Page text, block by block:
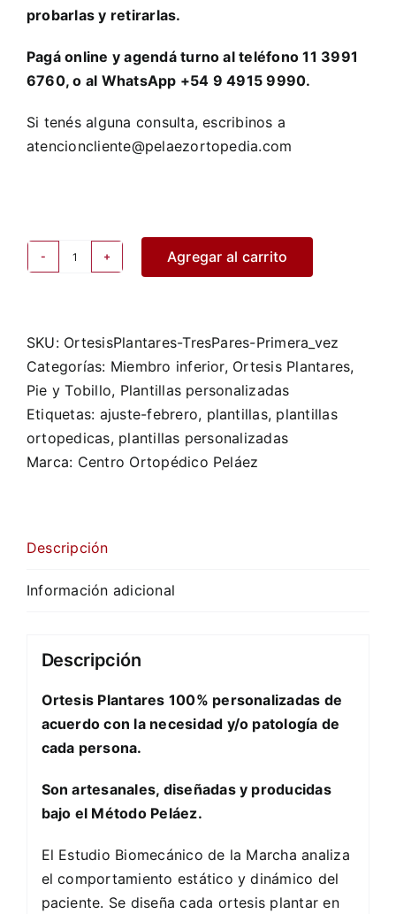
probarlas y retirarlas.
Pagá online y agendá turno al teléfono 11 3991
6760, o al WhatsApp +54 9 4915 9990.
Si tenés alguna consulta, escribinos a
atencioncliente@pelaezortopedia.com
Ortesis
3
Pares
(primera
vez)
-
20%
tercer
cantidad
Agregar al carrito
SKU: OrtesisPlantares-TresPares-Primera_vez
Categorías: Miembro inferior, Ortesis Plantares,
Pie y Tobillo, Plantillas personalizadas
Etiquetas: ajuste-febrero, plantillas, plantillas
ortopedicas, plantillas personalizadas
Marca: Centro Ortopédico Peláez
Descripción
Información adicional
Descripción
Ortesis Plantares 100% personalizadas de
acuerdo con la necesidad y/o patología de
cada persona.
Son artesanales, diseñadas y producidas
bajo el Método Peláez.
El Estudio Biomecánico de la Marcha analiza
el comportamiento estático y dinámico del
paciente. Se diseña cada ortesis plantar en